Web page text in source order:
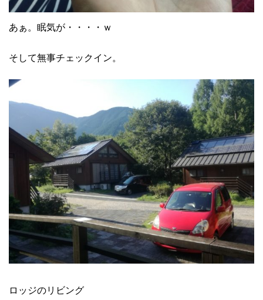
あぁ。眠気が・・・・ｗ
そして無事チェックイン。
ロッジのリビング